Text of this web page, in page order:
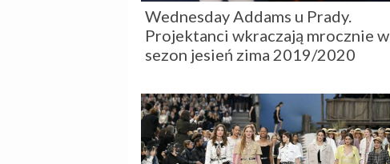
Wednesday Addams u Prady.
Projektanci wkraczają mrocznie w
sezon jesień zima 2019/2020